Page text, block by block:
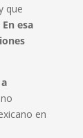
que
En esa
en